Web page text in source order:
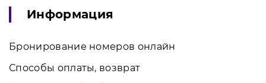
Информация
Бронирование номеров онлайн
Способы оплаты, возврат